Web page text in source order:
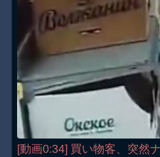
[動画0:34] 買い物客、突然